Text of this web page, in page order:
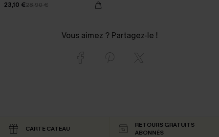
23,10 €28,90 €
Vous aimez ? Partagez-le !
CARTE CATEAU
RETOURS GRATUITS
ABONNÉS